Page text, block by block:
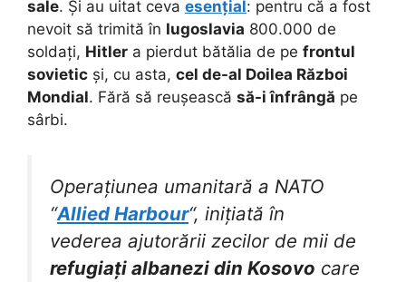
sale. Și au uitat ceva esențial: pentru că a fost
nevoit să trimită în Iugoslavia 800.000 de
soldați, Hitler a pierdut bătălia de pe frontul
sovietic și, cu asta, cel de-al Doilea Război
Mondial. Fără să reușească să-i înfrângă pe
sârbi.
Operațiunea umanitară a NATO
“Allied Harbour“, inițiată în
vederea ajutorării zecilor de mii de
refugiați albanezi din Kosovo care